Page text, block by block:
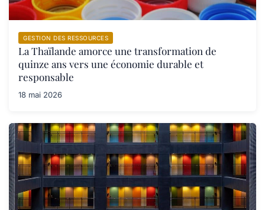
GESTION DES RESSOURCES
La Thaïlande amorce une transformation de
quinze ans vers une économie durable et
responsable
18 mai 2026